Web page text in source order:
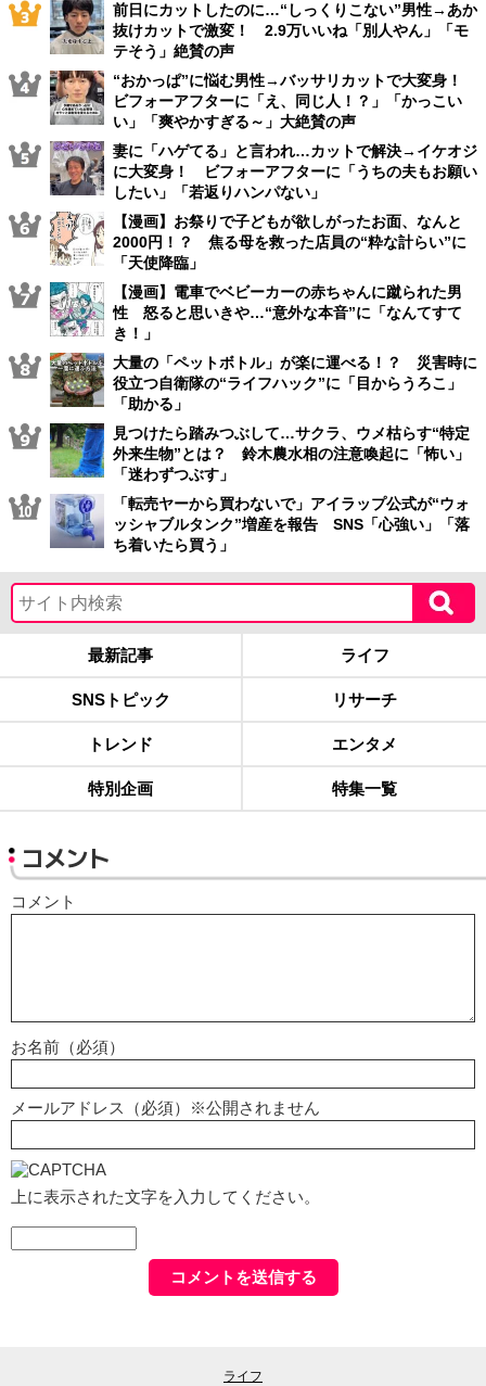
前日にカットしたのに…“しっくりこない”男性→あか
抜けカットで激変！ 2.9万いいね「別人やん」「モ
テそう」絶賛の声
“おかっぱ”に悩む男性→バッサリカットで大変身！
ビフォーアフターに「え、同じ人！？」「かっこい
い」「爽やかすぎる～」大絶賛の声
妻に「ハゲてる」と言われ…カットで解決→イケオジ
に大変身！ ビフォーアフターに「うちの夫もお願い
したい」「若返りハンパない」
【漫画】お祭りで子どもが欲しがったお面、なんと
2000円！？ 焦る母を救った店員の“粋な計らい”に
「天使降臨」
【漫画】電車でベビーカーの赤ちゃんに蹴られた男
性 怒ると思いきや…“意外な本音”に「なんてすて
き！」
大量の「ペットボトル」が楽に運べる！？ 災害時に
役立つ自衛隊の“ライフハック”に「目からうろこ」
「助かる」
見つけたら踏みつぶして…サクラ、ウメ枯らす“特定
外来生物”とは？ 鈴木農水相の注意喚起に「怖い」
「迷わずつぶす」
「転売ヤーから買わないで」アイラップ公式が“ウォ
ッシャブルタンク”増産を報告 SNS「心強い」「落
ち着いたら買う」
最新記事 ライフ
SNSトピック リサーチ
トレンド エンタメ
特別企画 特集一覧
コメント
コメント
お名前（必須）
メールアドレス（必須）※公開されません
上に表示された文字を入力してください。
ライフ